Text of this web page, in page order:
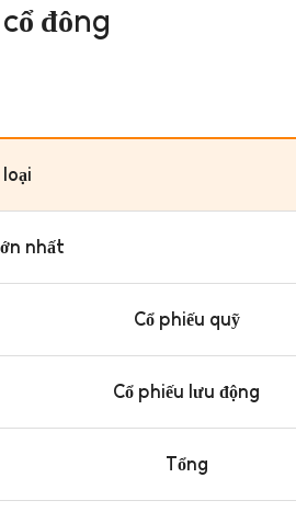
đông
loại
nhất
Cổ phiếu quỹ
Cổ phiếu lưu động
Tổng